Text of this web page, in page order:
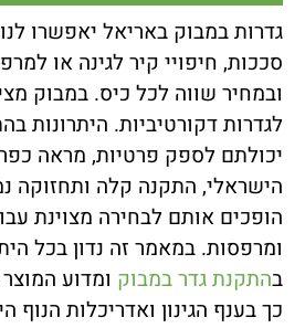
גדרות במבוק באריאל יאפשרו
סככות, חיפויי קיר לגינה או
ובמחיר שווה לכל כיס. במבוק
לגדרות דקורטיביות. היתרונות
יכולתם לספק פרטיות, מראה
הישראלי, התקנה קלה ותחזוקה
הופכים אותם לבחירה מצוינת
ומרפסות. במאמר זה נדון בכל
בהתקנת גדר במבוק ומדוע
כך בענף הגינון ואדריכלות הנוף